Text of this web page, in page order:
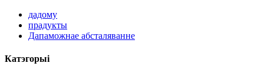
дадому
прадукты
Дапаможнае абсталяванне
Катэгорыі